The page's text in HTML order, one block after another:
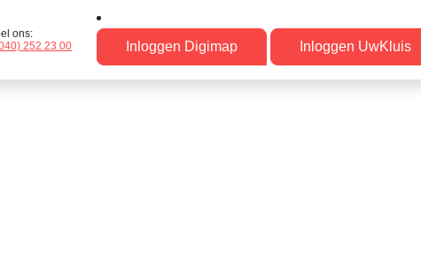
bel ons:
(040) 252 23 00 Inloggen Digimap Inloggen UwKluis